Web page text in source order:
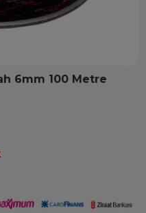
6mm 100 Metre